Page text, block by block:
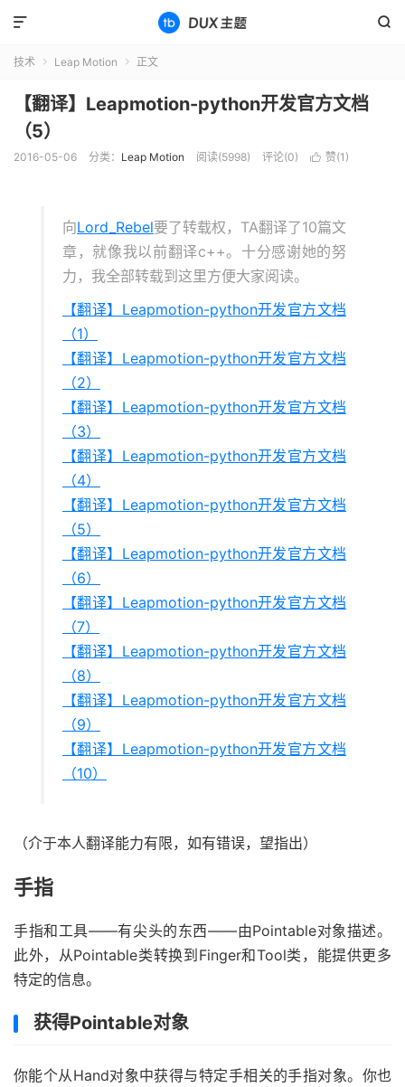


技术  Leap Motion  正文
【翻译】Leapmotion-python开发官方文档
（5）
2016-05-06 分类： Leap Motion 阅读(5998) 评论(0)  赞(1 )
向Lord_Rebel要了转载权，TA翻译了10篇文
章，就像我以前翻译c++。十分感谢她的努
力，我全部转载到这里方便大家阅读。
【翻译】Leapmotion-python开发官方文档
（1）
【翻译】Leapmotion-python开发官方文档
（2）
【翻译】Leapmotion-python开发官方文档
（3）
【翻译】Leapmotion-python开发官方文档
（4）
【翻译】Leapmotion-python开发官方文档
（5）
【翻译】Leapmotion-python开发官方文档
（6）
【翻译】Leapmotion-python开发官方文档
（7）
【翻译】Leapmotion-python开发官方文档
（8）
【翻译】Leapmotion-python开发官方文档
（9）
【翻译】Leapmotion-python开发官方文档
（10）
（介于本人翻译能力有限，如有错误，望指出）
手指
手指和工具——有尖头的东西——由Pointable对象描述。
此外，从Pointable类转换到Finger和Tool类，能提供更多
特定的信息。
获得Pointable对象
你能个从Hand对象中获得与特定手相关的手指对象。你也